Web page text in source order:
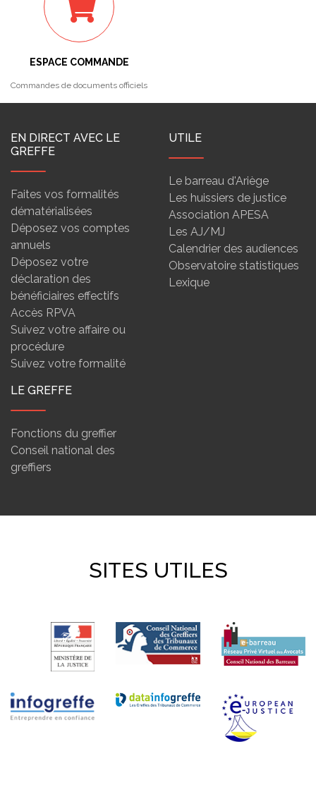
ESPACE COMMANDE
Commandes de documents officiels
EN DIRECT AVEC LE
GREFFE
Faites vos formalités
dématérialisées
Déposez vos comptes
annuels
Déposez votre
déclaration des
bénéficiaires effectifs
Accès RPVA
Suivez votre affaire ou
procédure
Suivez votre formalité
UTILE
Le barreau d'Ariège
Les huissiers de justice
Association APESA
Les AJ/MJ
Calendrier des audiences
Observatoire statistiques
Lexique
LE GREFFE
Fonctions du greffier
Conseil national des
greffiers
SITES UTILES